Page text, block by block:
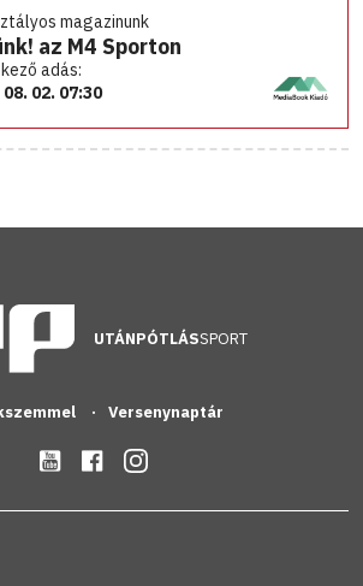
magazinunk
az M4 Sporton
adás:
08. 02. 07:30
UTÁNPÓTLÁSSPORT
Versenynaptár